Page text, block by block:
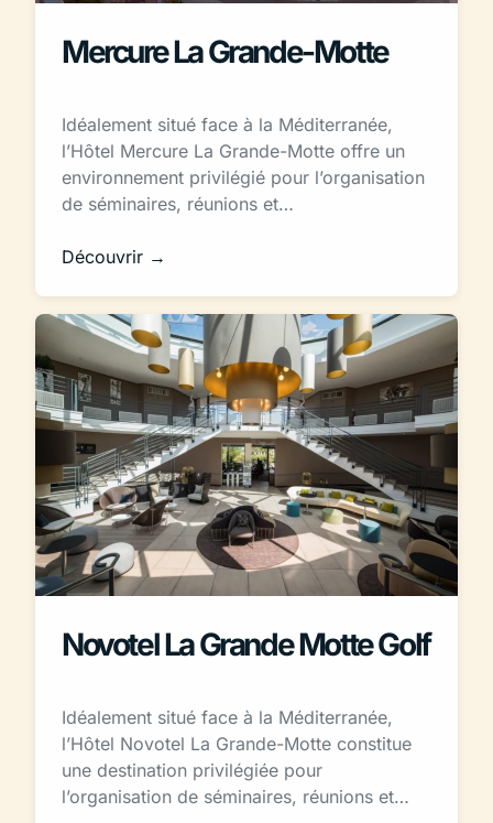
Mercure La Grande-Motte
Idéalement situé face à la Méditerranée,
l’Hôtel Mercure La Grande-Motte offre un
environnement privilégié pour l’organisation
de séminaires, réunions et…
Découvrir →
Novotel La Grande Motte Golf
Idéalement situé face à la Méditerranée,
l’Hôtel Novotel La Grande-Motte constitue
une destination privilégiée pour
l’organisation de séminaires, réunions et…